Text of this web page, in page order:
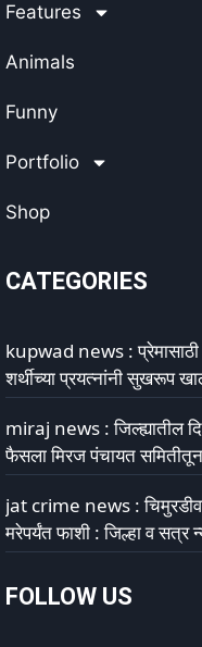
Features
Animals
Funny
Portfolio
Shop
CATEGORIES
kupwad news : प्रेमासाठी
शर्थीच्या प्रयत्नांनी सुखरूप
miraj news : जिल्ह्यातील
फैसला मिरज पंचायत समितीतून
jat crime news :
मरेपर्यंत फाशी : जिल्हा व सत्र
FOLLOW US